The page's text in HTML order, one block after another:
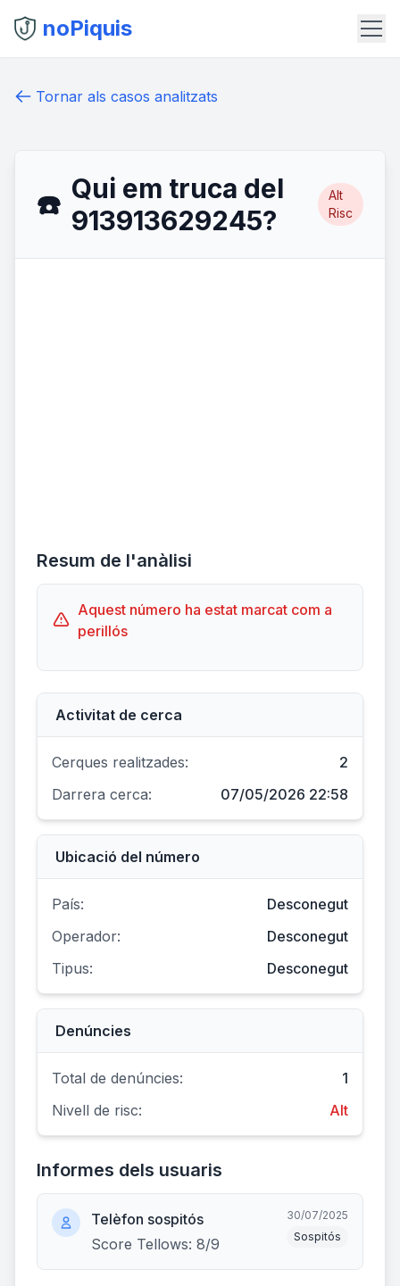
noPiquis
Tornar als casos analitzats
☎️ Qui em truca del
913913629245?
Alt
Risc
Resum de l'anàlisi
Aquest número ha estat marcat com a
perillós
Activitat de cerca
Cerques realitzades:
2
Darrera cerca:
07/05/2026 22:58
Ubicació del número
País:
Desconegut
Operador:
Desconegut
Tipus:
Desconegut
Denúncies
Total de denúncies:
1
Nivell de risc:
Alt
Informes dels usuaris
Telèfon sospitós
Score Tellows: 8/9
30/07/2025
Sospitós